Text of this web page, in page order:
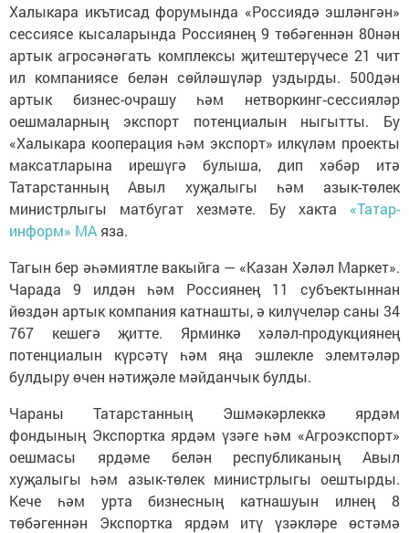
Халыкара икътисад форумында «Россиядә эшләнгән»
сессиясе кысаларында Россиянең 9 төбәгеннән 80нән
артык агросәнәгать комплексы җитештерүчесе 21 чит
ил компаниясе белән сөйләшүләр уздырды. 500дән
артык бизнес-очрашу һәм нетворкинг‑сессияләр
оешмаларның экспорт потенциалын ныгытты. Бу
«Халыкара кооперация һәм экспорт» илкүләм проекты
максатларына ирешүгә булыша, дип хәбәр итә
Татарстанның Авыл хуҗалыгы һәм азык-төлек
министрлыгы матбугат хезмәте. Бу хакта «Татар-
информ» МА яза.
Тагын бер әһәмиятле вакыйга — «Казан Хәләл Маркет».
Чарада 9 илдән һәм Россиянең 11 субъектыннан
йөздән артык компания катнашты, ә килүчеләр саны 34
767 кешегә җитте. Ярминкә хәләл-продукциянең
потенциалын күрсәтү һәм яңа эшлекле элемтәләр
булдыру өчен нәтиҗәле мәйданчык булды.
Чараны Татарстанның Эшмәкәрлеккә ярдәм
фондының Экспортка ярдәм үзәге һәм «Агроэкспорт»
оешмасы ярдәме белән республиканың Авыл
хуҗалыгы һәм азык-төлек министрлыгы оештырды.
Кече һәм урта бизнесның катнашуын илнең 8
төбәгеннән Экспортка ярдәм итү үзәкләре өстәмә